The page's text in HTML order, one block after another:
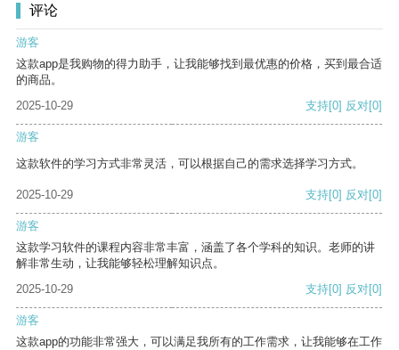
评论
游客
这款app是我购物的得力助手，让我能够找到最优惠的价格，买到最合适
的商品。
2025-10-29
支持[0] 反对[0]
游客
这款软件的学习方式非常灵活，可以根据自己的需求选择学习方式。
2025-10-29 支持[0] 反对[0]
游客
这款学习软件的课程内容非常丰富，涵盖了各个学科的知识。老师的讲
解非常生动，让我能够轻松理解知识点。
2025-10-29
支持[0] 反对[0]
游客
这款app的功能非常强大，可以满足我所有的工作需求，让我能够在工作